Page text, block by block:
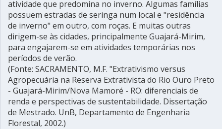
atividade que predomina no inverno. Algumas famílias
possuem estradas de seringa num local e "residência
de inverno" em outro, com roças. E muitas outras
dirigem-se às cidades, principalmente Guajará-Mirim,
para engajarem-se em atividades temporárias nos
períodos de verão.
(Fonte: SACRAMENTO, M.F. "Extrativismo versus
Agropecuária na Reserva Extrativista do Rio Ouro Preto
- Guajará-Mirim/Nova Mamoré - RO: diferenciais de
renda e perspectivas de sustentabilidade. Dissertação
de Mestrado. UnB, Departamento de Engenharia
Florestal, 2002.)